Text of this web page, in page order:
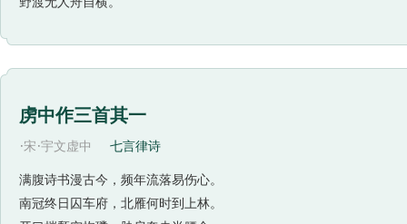
虏中作三首其一
·宋·宇文虚中 七言律诗
满腹诗书漫古今，频年流落易伤心。
南冠终日囚车府，北雁何时到上林。